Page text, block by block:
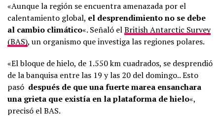
«Aunque la región se encuentra amenazada por el
calentamiento global, el desprendimiento no se debe
al cambio climático«. Señaló elBritish Antarctic Survey
(BAS), un organismo que investiga las regiones polares.
«El bloque de hielo, de 1.550 km cuadrados, se desprendió
de la banquisa entre las 19 y las 20 del domingo.. Esto
pasó después de que una fuerte marea ensanchara
una grieta que existía en la plataforma de hielo«,
precisó el BAS.